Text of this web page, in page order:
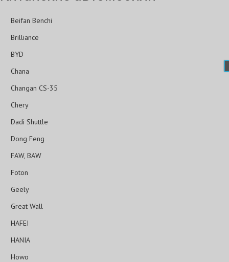
Beifan Benchi
Brilliance
BYD
Chana
Changan CS-35
Chery
Dadi Shuttle
Dong Feng
FAW, BAW
Foton
Geely
Great Wall
HAFEI
HANIA
Howo